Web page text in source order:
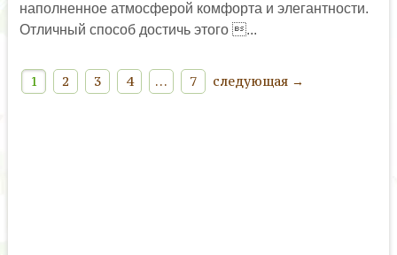
наполненное атмосферой комфорта и элегантности.
Отличный способ достичь этого ...
1 2 3 4 … 7 следующая →